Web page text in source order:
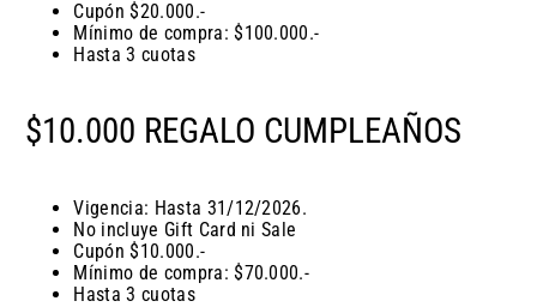
Cupón $20.000.-
Mínimo de compra: $100.000.-
Hasta 3 cuotas
$10.000 REGALO CUMPLEAÑOS
Vigencia: Hasta 31/12/2026.
No incluye Gift Card ni Sale
Cupón $10.000.-
Mínimo de compra: $70.000.-
Hasta 3 cuotas